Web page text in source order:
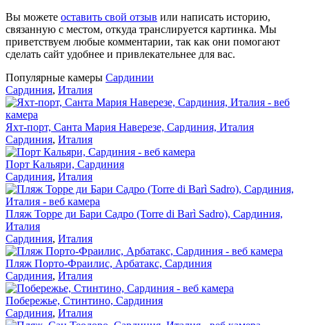
Вы можете оставить свой отзыв или написать историю,
связанную с местом, откуда транслируется картинка. Мы
приветствуем любые комментарии, так как они помогают
сделать сайт удобнее и привлекательнее для вас.
Популярные камеры Сардинии
Сардиния, Италия
Яхт-порт, Санта Мария Наверезе, Сардиния, Италия
Сардиния, Италия
Порт Кальяри, Сардиния
Сардиния, Италия
Пляж Торре ди Бари Садро (Torre di Barì Sadro), Сардиния,
Италия
Сардиния, Италия
Пляж Порто-Фраилис, Арбатакс, Сардиния
Сардиния, Италия
Побережье, Стинтино, Сардиния
Сардиния, Италия